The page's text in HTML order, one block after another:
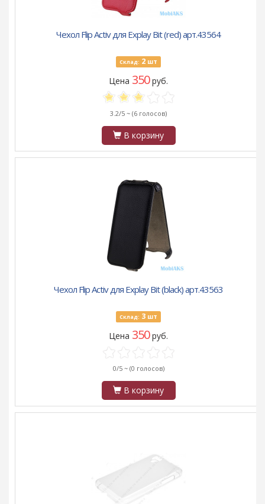
Чехол Flip Activ для Explay Bit (red) арт.43564
Склад: 2 шт
Цена 350руб.
3.2/5 ~ (6 голосов)
В корзину
Чехол Flip Activ для Explay Bit (black) арт.43563
Склад: 3 шт
Цена 350руб.
0/5 ~ (0 голосов)
В корзину